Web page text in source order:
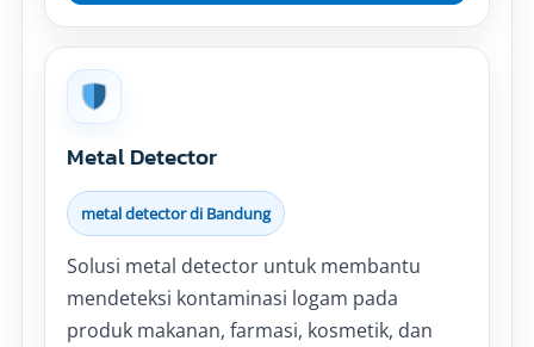
Metal Detector
metal detector di Bandung
Solusi metal detector untuk membantu
mendeteksi kontaminasi logam pada
produk makanan, farmasi, kosmetik, dan